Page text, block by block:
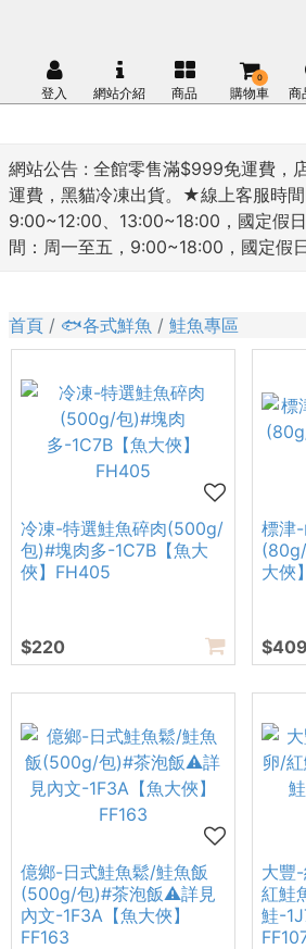
網站公告 : 全館零售滿$999免運費，
運費，黑貓冷凍出貨。★線上客服時間
9:00~12:00、13:00~18:00，國定假
間：周一至五，9:00~18:00，國定假日
登入 網站介紹 商品 購物車
0
商
首頁 🐟各式鮮魚 鮭魚專區
冷凍-特選鮭魚碎肉(500g/
包)#塊肉多-1C7B【魚大
俠】FH405
$220
標津
大俠
$409
億鄉-日式鮭魚鬆/鮭魚飯
(500g/包)#茶泡飯⚠️詳見
內文-1F3A【魚大俠】
FF163
大豐
紅鮭
鮭-